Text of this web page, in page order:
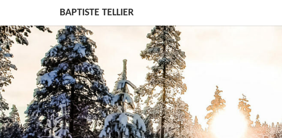
BAPTISTE TELLIER